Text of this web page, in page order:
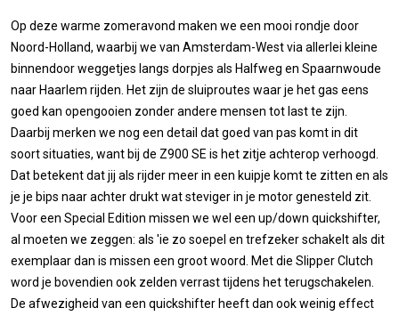
Op deze warme zomeravond maken we een mooi rondje door
Noord-Holland, waarbij we van Amsterdam-West via allerlei kleine
binnendoor weggetjes langs dorpjes als Halfweg en Spaarnwoude
naar Haarlem rijden. Het zijn de sluiproutes waar je het gas eens
goed kan opengooien zonder andere mensen tot last te zijn.
Daarbij merken we nog een detail dat goed van pas komt in dit
soort situaties, want bij de Z900 SE is het zitje achterop verhoogd.
Dat betekent dat jij als rijder meer in een kuipje komt te zitten en als
je je bips naar achter drukt wat steviger in je motor genesteld zit.
Voor een Special Edition missen we wel een up/down quickshifter,
al moeten we zeggen: als 'ie zo soepel en trefzeker schakelt als dit
exemplaar dan is missen een groot woord. Met die Slipper Clutch
word je bovendien ook zelden verrast tijdens het terugschakelen.
De afwezigheid van een quickshifter heeft dan ook weinig effect